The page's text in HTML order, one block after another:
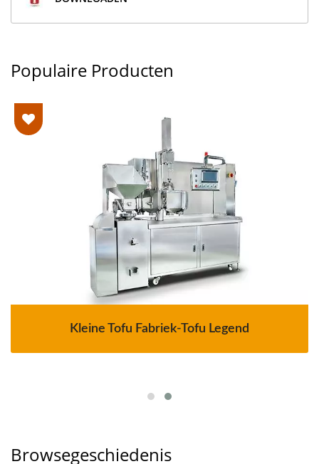
Populaire Producten
Kleine Tofu Fabriek-Tofu Legend
Browsegeschiedenis